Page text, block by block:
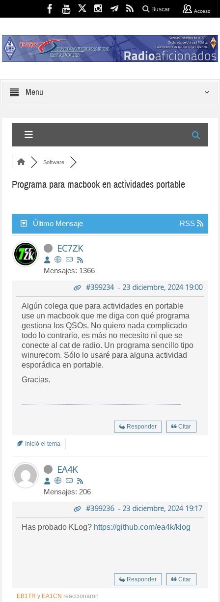
Buscar Acceso
Menu
Software
Programa para macbook en actividades portable
Último Mensaje RSS
EC7ZK
Mensajes: 1366
#399234- 23 diciembre, 2024 19:00
Algún colega que para actividades en portable
use un macbook que me diga con qué programa
gestiona los QSOs. No quiero nada complicado
todo lo contrario, es más no necesito ni que se
conecte al cat de radio. Un programa sencillo tipo
winurecom. Sólo lo usaré para alguna actividad
esporádica en portable.
Gracias,
Responder Citar
Inició el tema
EA4K
Mensajes: 206
#399236- 23 diciembre, 2024 19:17
Has probado KLog? https://github.com/ea4k/klog
Responder Citar
EB1TR y EA1CN reaccionaron